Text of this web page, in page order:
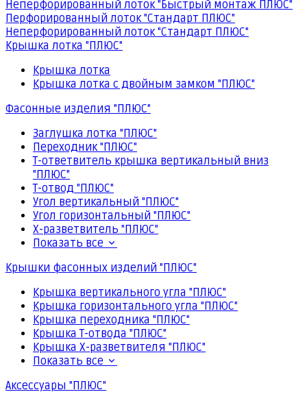
Неперфорированный лоток "Быстрый монтаж ПЛЮС"
Перфорированный лоток "Стандарт ПЛЮС"
Неперфорированный лоток "Стандарт ПЛЮС"
Крышка лотка "ПЛЮС"
Крышка лотка
Крышка лотка с двойным замком "ПЛЮС"
Фасонные изделия "ПЛЮС"
Заглушка лотка "ПЛЮС"
Переходник "ПЛЮС"
Т-ответвитель крышка вертикальный вниз
"ПЛЮС"
Т-отвод "ПЛЮС"
Угол вертикальный "ПЛЮС"
Угол горизонтальный "ПЛЮС"
Х-разветвитель "ПЛЮС"
Показать все
Крышки фасонных изделий "ПЛЮС"
Крышка вертикального угла "ПЛЮС"
Крышка горизонтального угла "ПЛЮС"
Крышка переходника "ПЛЮС"
Крышка Т-отвода "ПЛЮС"
Крышка Х-разветвителя "ПЛЮС"
Показать все
Аксессуары "ПЛЮС"